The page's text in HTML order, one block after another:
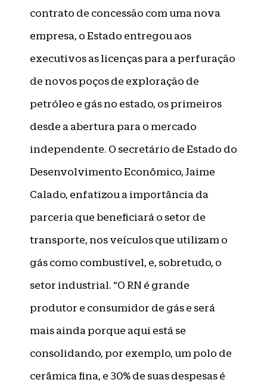
contrato de concessão com uma nova
empresa, o Estado entregou aos
executivos as licenças para a perfuração
de novos poços de exploração de
petróleo e gás no estado, os primeiros
desde a abertura para o mercado
independente. O secretário de Estado do
Desenvolvimento Econômico, Jaime
Calado, enfatizou a importância da
parceria que beneficiará o setor de
transporte, nos veículos que utilizam o
gás como combustível, e, sobretudo, o
setor industrial. “O RN é grande
produtor e consumidor de gás e será
mais ainda porque aqui está se
consolidando, por exemplo, um polo de
cerâmica fina, e 30% de suas despesas é